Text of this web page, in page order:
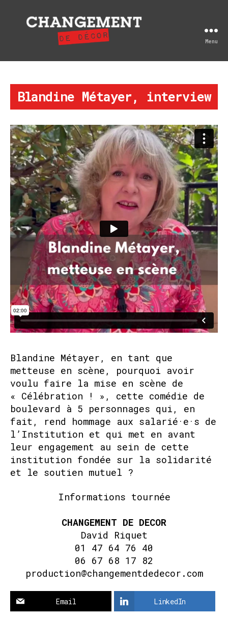
de
Menu
Blandine Métayer, interview
Blandine Métayer, en tant que
metteuse en scène, pourquoi avoir
voulu faire la mise en scène de
« Célébration ! », cette comédie de
boulevard à 5 personnages qui, en
fait, rend hommage aux salarié·e·s de
l’Institution et qui met en avant
leur engagement au sein de cette
institution fondée sur la solidarité
et le soutien mutuel ?
Informations tournée
CHANGEMENT DE DECOR
David Riquet
01 47 64 76 40
06 67 68 17 82
production@changementdedecor.com
Email LinkedIn